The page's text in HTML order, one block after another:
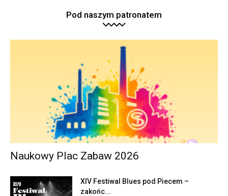
Pod naszym patronatem
Naukowy Plac Zabaw 2026
XIV Festiwal Blues pod Piecem –
zakońc...